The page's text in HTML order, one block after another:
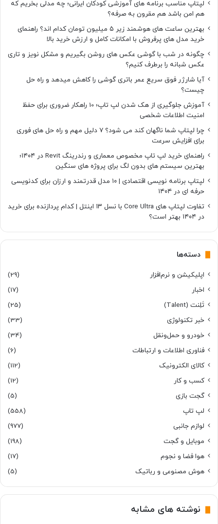
لپتاپ مناسب برنامه های آموزشی کودکان ایرانی؛ چه مدلی بخریم که
هم امن باشد هم مقرون به صرفه؟
بهترین ساعت های هوشمند زیر ۵ میلیون تومان کدام اند؟ راهنمای
خرید مدل های پرفروش با امکانات کامل و ارزش خرید بالا
چگونه در شب با گوشی عکس های روشن بگیریم و مشکل نویز و تاری
عکس شبانه را برطرف کنیم؟
آیا شارژر فوق سریع عمر باتری گوشی را کاهش میدهد و راه حل
چیست؟
آموزش جلوگیری از هک شدن لپ تاپ؛ 10 راهکار ضروری برای حفظ
امنیت اطلاعات شخصی
چرا لپتاپ شما ناگهان کند می شود؟ ۷ دلیل مهم و راه حل های فوری
برای افزایش سرعت
راهنمای خرید لپ تاپ مخصوص معماری و رندرینگ Revit در ۱۴۰۴؛
بهترین سیستم های بدون لگ برای پروژه های سنگین
لپتاپ برنامه نویسی اقتصادی | ۱۰ مدل قدرتمند و ارزان برای کدنویسی
حرفه ای در ۱۴۰۴
تفاوت لپتاپ های Core Ultra با نسل ۱۳ اینتل | کدام پردازنده برای خرید
در ۱۴۰۴ بهتر است؟
دسته‌ها
اپلیکیشن و نرم‌افزار
(29)
اخبار
(17)
تَلِنت (Talent)
(25)
خبر تکنولوژی
(33)
خودرو و حمل‌و‌نقل
(34)
فناوری اطلاعات و ارتباطات
(6)
کالای الکترونیک
(112)
کسب و کار
(12)
گجت بازی
(5)
لپ تاپ
(558)
لوازم جانبی
(977)
موبایل و گجت
(198)
هوا فضا و نجوم
(17)
هوش مصنوعی و رباتیک
(5)
نوشته های مشابه